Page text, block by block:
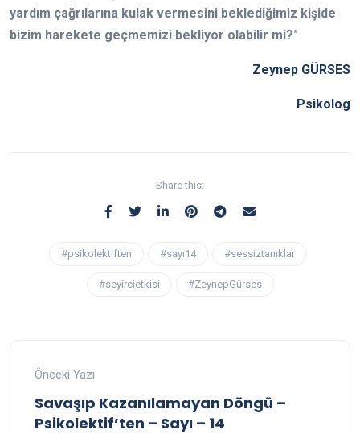
yardım çağrılarına kulak vermesini beklediğimiz kişide
bizim harekete geçmemizi bekliyor olabilir mi?”
Zeynep GÜRSES
Psikolog
Share this:
#psikolektiften #sayı14 #sessiztanıklar
#seyircietkisi #ZeynepGürses
Önceki Yazı
Savaşıp Kazanılamayan Döngü –
Psikolektif’ten – Sayı – 14